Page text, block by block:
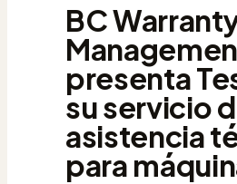
BC
presenta
su servicio
asistencia
para